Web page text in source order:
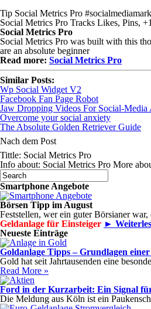
Tip Social Metrics Pro
Social Metrics Pro Tracks Likes, Pins,
Social Metrics Pro
Social Metrics Pro was built with this
are an absolute beginner
Read more: Social Metrics Pro
Similar Posts:
Wp Social Widget V2
Facebook Fan Page Robot
Jaw Dropping Videos For Social-Media
Overcome your social anxiety
The Absolute Golden Retriever Guide
Nach dem Post
Tittle: Social Metrics Pro
Info about: Social Metrics Pro More
Smartphone Angebote
Börsen Tipp im August
Feststellen, wer ein guter Börsianer
Geldanlage für Einsteiger ►
Neueste Einträge
Goldanlage Tipps – Grundlagen
Gold hat seit Jahrtausenden eine
Read More »
Ford in der Kurzarbeit: Ein Signal
Die Meldung aus Köln ist ein